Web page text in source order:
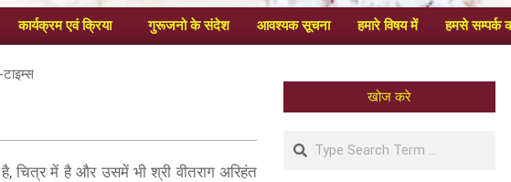
कार्यक्रम एवं क्रिया गुरूजनो के संदेश आवश्यक सूचना हमारे विषय में हमसे सम्पर्क
में है और उसमें भी श्री वीतराग अरिहंत
खोज करे